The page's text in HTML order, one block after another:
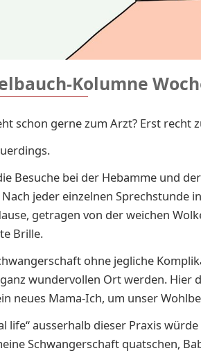
Kolumne
schon gerne zum Arzt? Erst recht
Besuche bei der Hebamme und
Nach jeder einzelnen Sprechstunde
getragen von der weichen
Brille.
ohne jegliche
wundervollen Ort werden. Hier
neues Mama-Ich, um unser
life“ ausserhalb dieser Praxis
Schwangerschaft quatschen,